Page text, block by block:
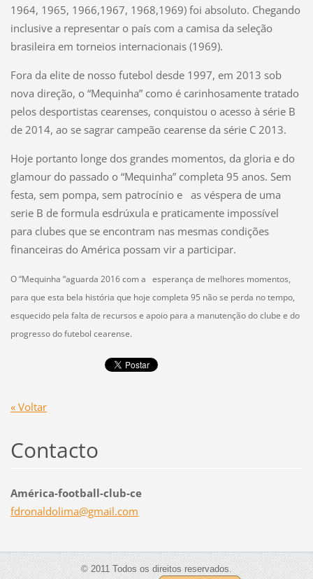
1964, 1965, 1966,1967, 1968,1969) foi absoluto. Chegando
inclusive a representar o país com a camisa da seleção
brasileira em torneios internacionais (1969).
Fora da elite de nosso futebol desde 1997, em 2013 sob
nova direção, o “Mequinha” como é carinhosamente tratado
pelos desportistas cearenses, conquistou o acesso à série B
de 2014, ao se sagrar campeão cearense da série C 2013.
Hoje portanto longe dos grandes momentos, da gloria e do
glamour do passado o “Mequinha” completa 95 anos. Sem
festa, sem pompa, sem patrocínio e as véspera de uma
serie B de formula esdrúxula e praticamente impossível
para clubes que se encontram nas mesmas condições
financeiras do América possam vir a participar.
O “Mequinha “aguarda 2016 com a esperança de melhores momentos,
para que esta bela história que hoje completa 95 não se perda no tempo,
esquecido pela falta de recursos e apoio para a manutenção do clube e do
progresso do futebol cearense.
« Voltar
Contacto
América-football-club-ce
fdronaldolima@gmail.com
© 2011 Todos os direitos reservados.